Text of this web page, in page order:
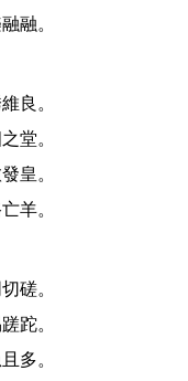
融。
良。
堂。
皇。
羊。
磋。
跎。
多。